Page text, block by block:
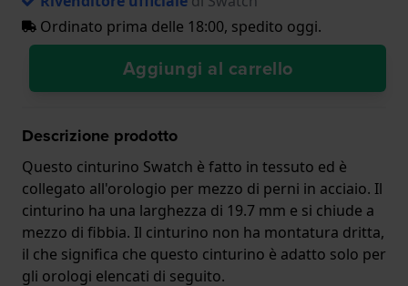
Ordinato prima delle 18:00, spedito oggi.
Aggiungi al carrello
Descrizione prodotto
Questo cinturino Swatch è fatto in tessuto ed è
collegato all'orologio per mezzo di perni in acciaio. Il
cinturino ha una larghezza di 19.7 mm e si chiude a
mezzo di fibbia. Il cinturino non ha montatura dritta,
il che significa che questo cinturino è adatto solo per
gli orologi elencati di seguito.